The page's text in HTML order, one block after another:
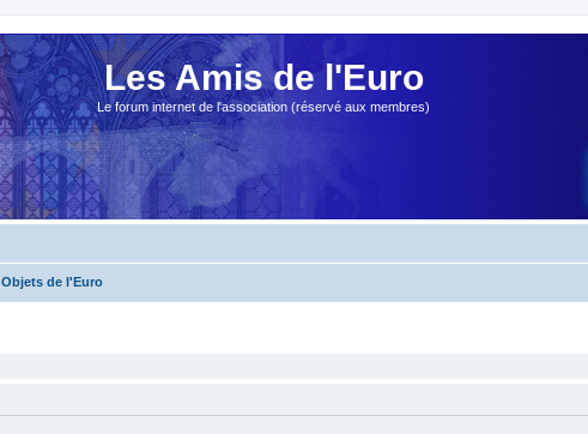
Les Amis de l'Euro
Le forum internet de l'association (réservé aux membres)
Objets de l'Euro